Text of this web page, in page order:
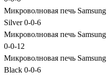
Микроволновая печь
Silver 0-0-6
Микроволновая печь
0-0-12
Микроволновая печь
Black 0-0-6